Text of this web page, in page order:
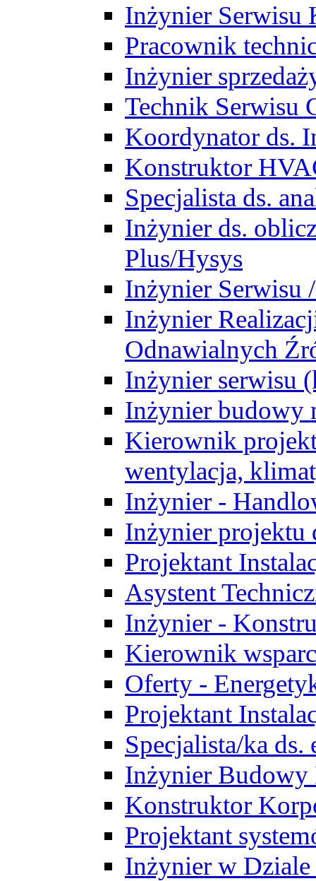
Inżynier Serwisu
Pracownik
Inżynier
Technik Serwisu
Koordynator ds.
Konstruktor
Specjalista ds.
Inżynier ds.
Plus/Hysys
Inżynier Serwisu
Inżynier
Odnawialnych
Inżynier serwisu
Inżynier budowy
Kierownik
wentylacja,
Inżynier -
Inżynier projektu
Projektant
Asystent
Inżynier -
Kierownik
Oferty -
Projektant
Specjalista/ka
Inżynier
Konstruktor
Projektant
Inżynier w